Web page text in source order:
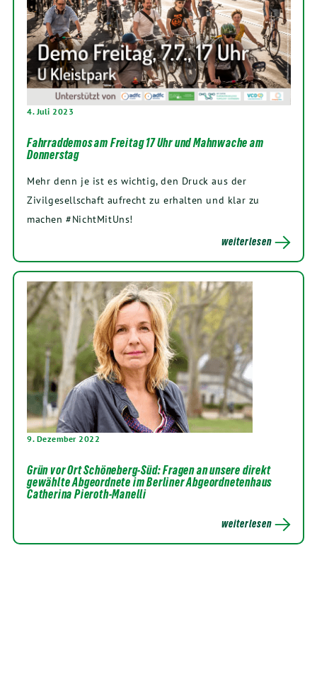
4. Juli 2023
Fahrraddemos am Freitag 17 Uhr und Mahnwache am
Donnerstag
Mehr denn je ist es wichtig, den Druck aus der
Zivilgesellschaft aufrecht zu erhalten und klar zu
machen #NichtMitUns!
weiterlesen
9. Dezember 2022
Grün vor Ort Schöneberg-Süd: Fragen an unsere direkt
gewählte Abgeordnete im Berliner Abgeordnetenhaus
Catherina Pieroth-Manelli
weiterlesen